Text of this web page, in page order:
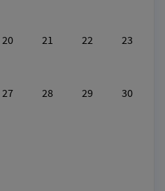
20 21 22 23
27 28 29 30